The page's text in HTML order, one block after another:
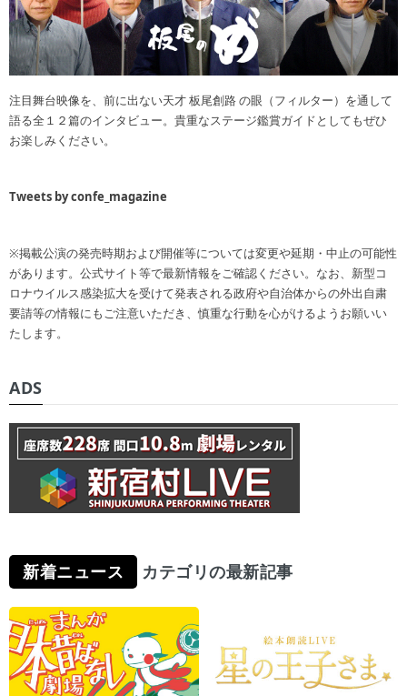
注目舞台映像を、前に出ない天才 板尾創路 の眼（フィルター）を通して
語る全１２篇のインタビュー。貴重なステージ鑑賞ガイドとしてもぜひ
お楽しみください。
Tweets by confe_magazine
※掲載公演の発売時期および開催等については変更や延期・中止の可能性
があります。公式サイト等で最新情報をご確認ください。なお、新型コ
ロナウイルス感染拡大を受けて発表される政府や自治体からの外出自粛
要請等の情報にもご注意いただき、慎重な行動を心がけるようお願いい
たします。
ADS
新着ニュース カテゴリの最新記事